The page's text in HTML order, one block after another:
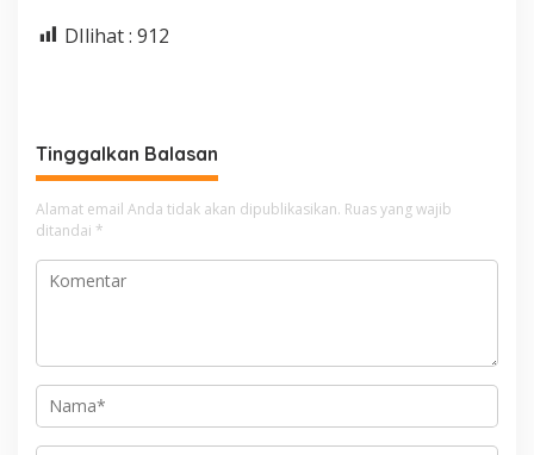
DIlihat : 912
Tinggalkan Balasan
Alamat email Anda tidak akan dipublikasikan. Ruas yang wajib
ditandai *